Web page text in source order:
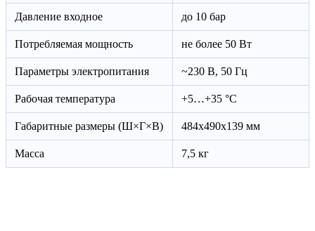
Давление входное до 10 бар
Потребляемая мощность не более 50 Вт
Параметры электропитания ~230 В, 50 Гц
Рабочая температура +5…+35 °C
Габаритные размеры (Ш×Г×В) 484х490х139 мм
Масса 7,5 кг